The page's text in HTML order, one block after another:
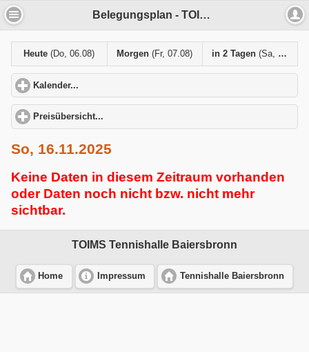
Belegungsplan - TOIMS Tennishalle Baiersbronn
Heute(Do, 06.08) Morgen(Fr, 07.08) in 2 Tagen (Sa, 08.08)
Kalender...
Preisübersicht...
So, 16.11.2025
Keine Daten in diesem Zeitraum vorhanden
oder Daten noch nicht bzw. nicht mehr
sichtbar.
TOIMS Tennishalle Baiersbronn
Home Impressum Tennishalle Baiersbronn